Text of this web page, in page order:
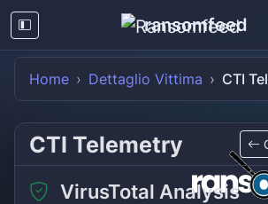
ransomfeed
Home Dettaglio Vittima CTI
CTI Telemetry
VirusTotal Analysis